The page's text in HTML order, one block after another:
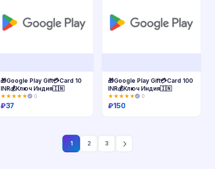
🎁Google Play Gift💳Card 10
INR💰Ключ Индия🇮🇳
★★★★★ 0
₽37
🎁Google Play Gift💳Card 100
INR💰Ключ Индия🇮🇳
★★★★★ 0
₽150
1 2 3